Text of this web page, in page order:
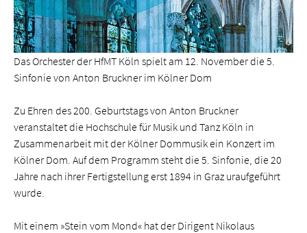
Das Orchester der HfMT Köln spielt am 12. November die 5.
Sinfonie von Anton Bruckner im Kölner Dom
Zu Ehren des 200. Geburtstags von Anton Bruckner
veranstaltet die Hochschule für Musik und Tanz Köln in
Zusammen­arbeit mit der Kölner Dommusik ein Konzert im
Kölner Dom. Auf dem Programm steht die 5. Sinfonie, die 20
Jahre nach ihrer Fertigstellung erst 1894 in Graz uraufgeführt
wurde.
Mit einem »Stein vom Mond« hat der Dirigent Nikolaus